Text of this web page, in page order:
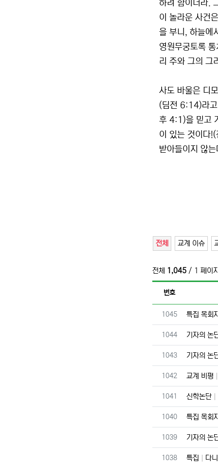
하려 함이더라.
이 놀라운 사건
을 부니, 하늘에
영원무궁토록
리 주와 그의 그
사도 바울은 디
(딤전 6:14)라고
후 4:1)을 믿고
이 있는 것이다
받아들이지 않
전체 교계 이슈
전체 1,045 / 1 페이
번호
번호
1045 특집 목회
번호
1044 기자의 논
번호
1043 기자의 논
번호
1042 교계 비평
번호
1041 신학논단
번호
1040 특집 목회
번호
1039 기자의 논
번호
1038 특집 다